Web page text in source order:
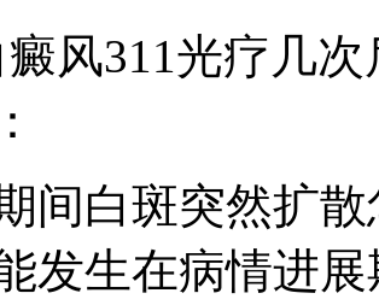
癜风311光疗几
间白斑突然扩
发生在病情进